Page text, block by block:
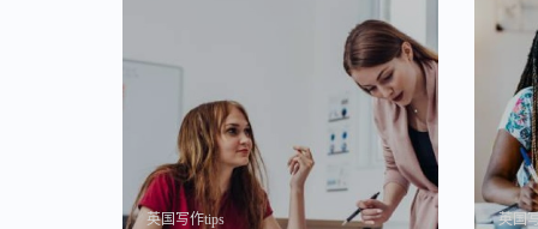
英国写作tips 英国